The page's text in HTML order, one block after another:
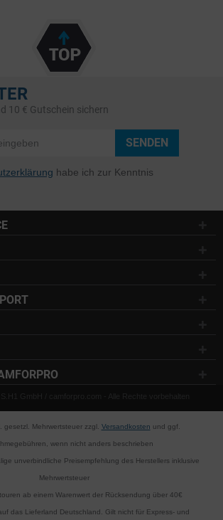
10 € Gutschein sichern
SENDEN
habe ich zur Kenntnis
GmbH / camforpro.com - Alle Rechte vorbehalten
gesetzl. Mehrwertsteuer zzgl. Versandkosten und ggf.
wenn nicht anders beschrieben
unverbindliche Preisempfehlung des Herstellers inklusive
Mehrwertsteuer
ab einem Warenwert der Rücksendung über 40€
das Lieferland Deutschland. Gilt nicht für Express- und